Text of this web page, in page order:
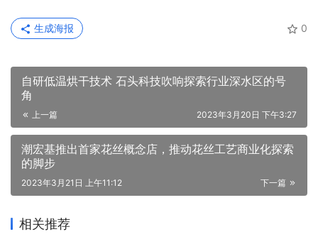
0
生成海报
自研低温烘干技术 石头科技吹响探索行业深水区的号
角
上一篇 2023年3月20日 下午3:27
潮宏基推出首家花丝概念店，推动花丝工艺商业化探索
的脚步
下一篇
2023年3月21日 上午11:12
相关推荐